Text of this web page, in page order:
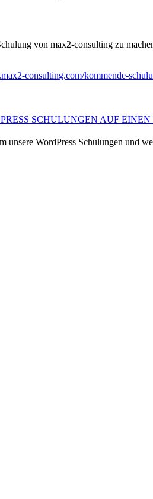
von max2-consulting zu
consulting.com/kommende-
SCHULUNGEN AUF
WordPress Schulungen und